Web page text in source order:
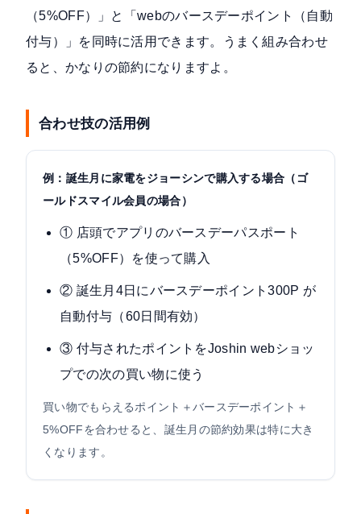
（5%OFF）」と「webのバースデーポイント（自動
付与）」を同時に活用できます。うまく組み合わせ
ると、かなりの節約になりますよ。
合わせ技の活用例
例：誕生月に家電をジョーシンで購入する場合（ゴ
ールドスマイル会員の場合）
① 店頭でアプリのバースデーパスポート
（5%OFF）を使って購入
② 誕生月4日にバースデーポイント300P が
自動付与（60日間有効）
③ 付与されたポイントをJoshin webショッ
プでの次の買い物に使う
買い物でもらえるポイント＋バースデーポイント＋
5%OFFを合わせると、誕生月の節約効果は特に大き
くなります。